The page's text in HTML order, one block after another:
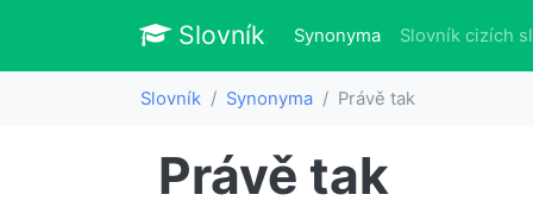
Slovník Slovník
Synonyma(aktuálně)
Slovník cizích
Slovník Synonyma Právě tak
Právě tak